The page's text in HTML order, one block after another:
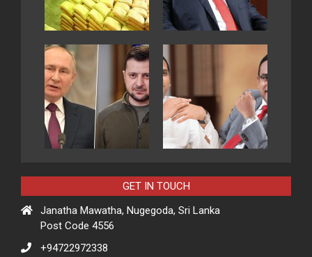
GET IN TOUCH
Janatha Mawatha, Nugegoda, Sri Lanka
Post Code 4556
+94722972338